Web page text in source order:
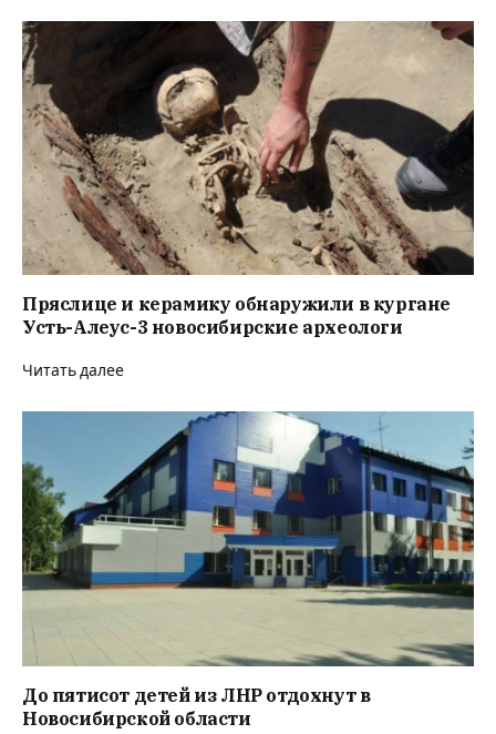
Пряслице и керамику обнаружили в кургане
Усть-Алеус-3 новосибирские археологи
Читать далее
До пятисот детей из ЛНР отдохнут в
Новосибирской области